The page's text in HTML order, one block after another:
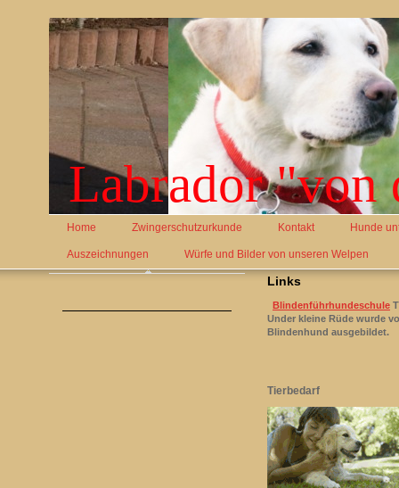
Labrador "von
Home Zwingerschutzurkunde Kontakt Hunde
Auszeichnungen Würfe und Bilder von unseren Welpen
Links
Blindenführhundeschule
Under kleine Rüde wurde
Blindenhund ausgebildet.
Tierbedarf